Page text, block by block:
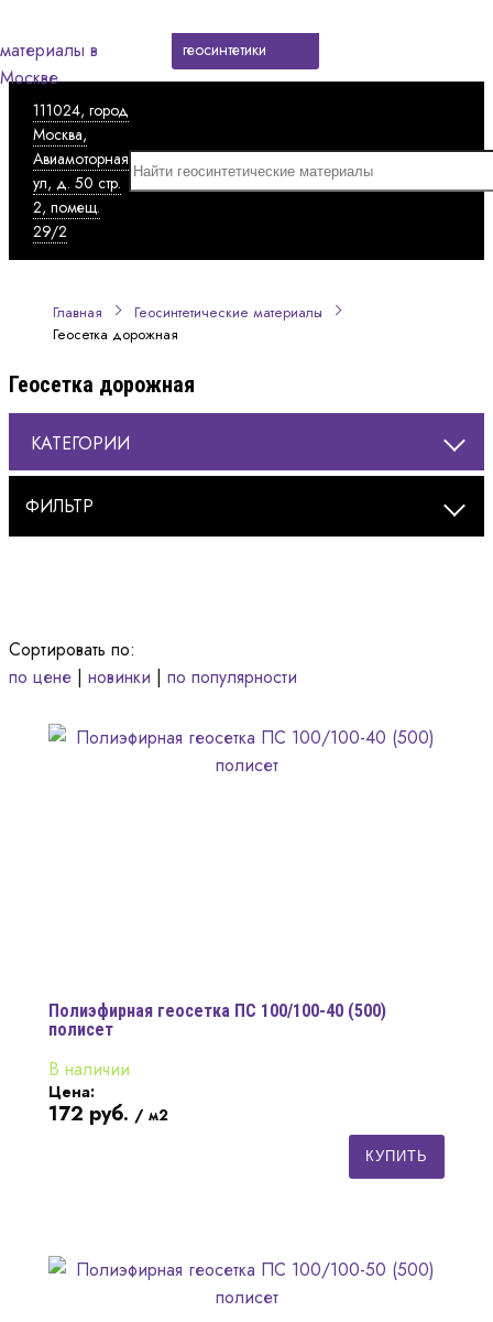
111024, город
Москва,
Авиамоторная
ул, д. 50 стр.
2, помещ.
29/2
геосинтетики
Главная
Геосинтетические материалы
Геосетка дорожная
Геосетка дорожная
КАТЕГОРИИ
ФИЛЬТР
Сортировать по:
по цене | новинки | по популярности
Полиэфирная геосетка ПС 100/100-40 (500)
полисет
В наличии
Цена:
172 руб. / м2
КУПИТЬ